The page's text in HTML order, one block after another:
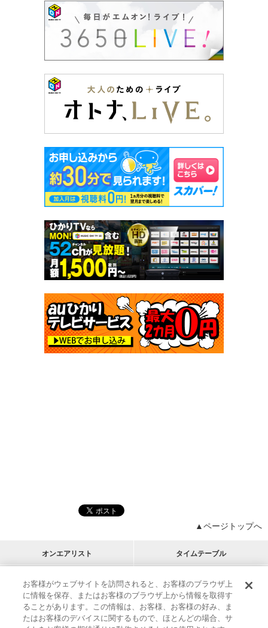
▲ページトップへ
オンエアリスト タイムテーブル
プログラムリスト チャート
アーティストリスト
M-ON!
RECOMMEND
リクエスト
お客様がウェブサイトを訪問されると、お客様のブラウザ上
に情報を保存、またはお客様のブラウザ上から情報を取得す
ることがあります。この情報は、お客様、お客様の好み、ま
たはお客様のデバイスに関するもので、ほとんどの場合、サ